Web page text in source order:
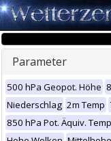
Parameter
500 hPa Geopot. Höhe
Niederschlag 2m Temp
850 hPa Pot. Äquiv. Temp